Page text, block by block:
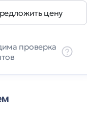
цену
проверка